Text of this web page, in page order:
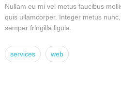
Nullam eu mi vel metus faucibus
quis ullamcorper. Integer metus
semper fringilla ligula.
services web